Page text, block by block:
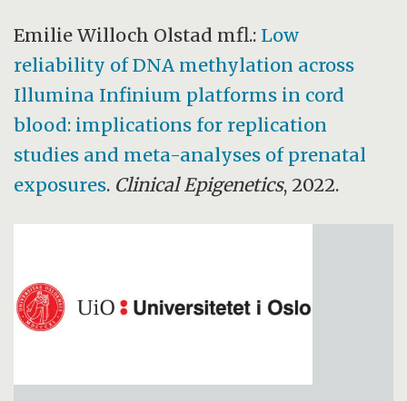
Emilie Willoch Olstad mfl.: Low
reliability of DNA methylation across
Illumina Infinium platforms in cord
blood: implications for replication
studies and meta-analyses of prenatal
exposures. Clinical Epigenetics, 2022.